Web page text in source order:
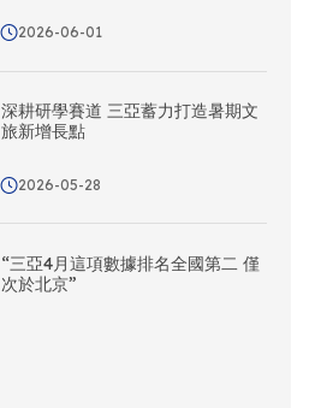
2026-06-01
深耕研學賽道 三亞蓄力打造暑期文
旅新增長點
2026-05-28
“三亞4月這項數據排名全國第二 僅
次於北京”